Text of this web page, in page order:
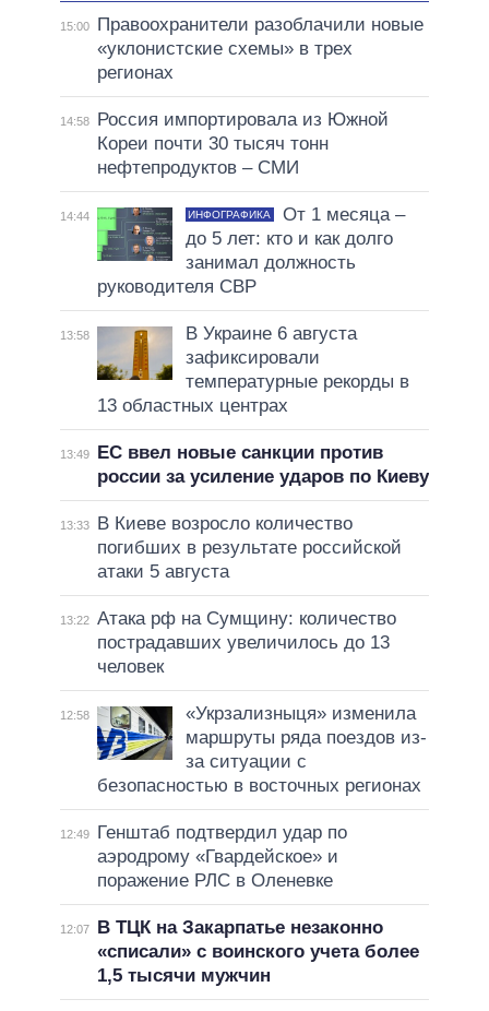
15:00
Правоохранители разоблачили новые
«уклонистские схемы» в трех
регионах
14:58
Россия импортировала из Южной
Кореи почти 30 тысяч тонн
нефтепродуктов – СМИ
14:44 ИНФОГРАФИКА
От 1 месяца –
до 5 лет: кто и как долго
занимал должность
руководителя СВР
13:58
В Украине 6 августа
зафиксировали
температурные рекорды в
13 областных центрах
13:49
ЕС ввел новые санкции против
россии за усиление ударов по Киеву
13:33
В Киеве возросло количество
погибших в результате российской
атаки 5 августа
13:22 Атака рф на Сумщину: количество
пострадавших увеличилось до 13
человек
12:58
«Укрзализныця» изменила
маршруты ряда поездов из-
за ситуации с
безопасностью в восточных регионах
12:49
Генштаб подтвердил удар по
аэродрому «Гвардейское» и
поражение РЛС в Оленевке
12:07
В ТЦК на Закарпатье незаконно
«списали» с воинского учета более
1,5 тысячи мужчин